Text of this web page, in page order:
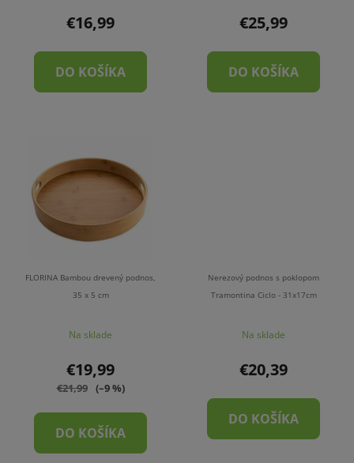
€16,99
DO KOŠÍKA
€25,99
DO KOŠÍKA
FLORINA Bambou drevený podnos,
35 x 5 cm
Na sklade
€19,99
€21,99 (–9 %)
DO KOŠÍKA
Nerezový podnos s poklopom
Tramontina Ciclo - 31x17cm
Na sklade
€20,39
DO KOŠÍKA